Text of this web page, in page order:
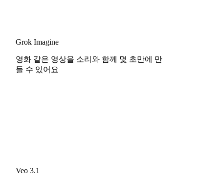
Grok Imagine
영화 같은 영상을 소리와 함께 몇 초만에 만
들 수 있어요
Veo 3.1